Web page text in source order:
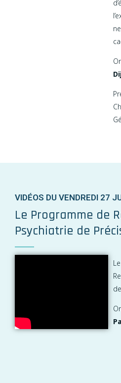
VIDÉOS DU VENDREDI 27
Le Programme de
Psychiatrie de